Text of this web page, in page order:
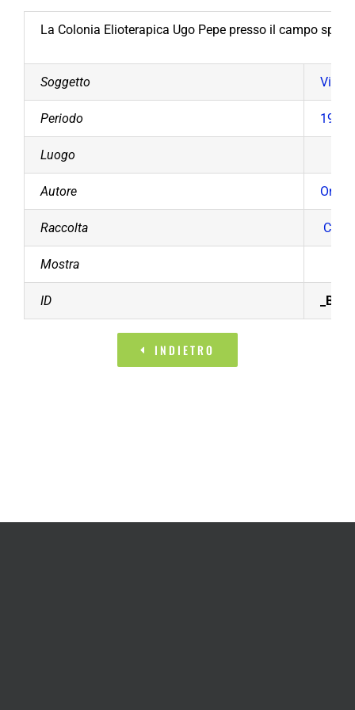
La Colonia Elioterapica Ugo Pepe presso il campo
Soggetto Vita
Periodo 1930
Luogo
Autore
Raccolta
Mostra
ID
INDIETRO